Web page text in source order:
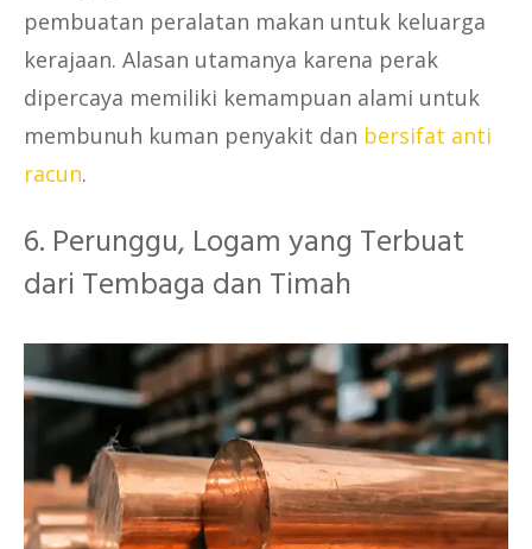
pembuatan peralatan makan untuk keluarga
kerajaan. Alasan utamanya karena perak
dipercaya memiliki kemampuan alami untuk
membunuh kuman penyakit dan bersifat anti
racun.
6. Perunggu, Logam yang Terbuat
dari Tembaga dan Timah